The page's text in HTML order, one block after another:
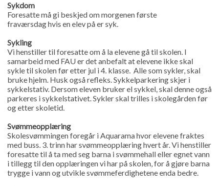
Sykdom
Foresatte må gi beskjed om morgenen første
fraværsdag hvis en elev på er syk.
Sykling
Vi henstiller til foresatte om å la elevene gå til skolen. I
samarbeid med FAU er det anbefalt at elevene ikke skal
sykle til skolen før etter jul i 4. klasse. Alle som sykler, skal
bruke hjelm. Husk også refleks. Sykkelparkering skjer i
sykkelstativ. Dersom eleven bruker el sykkel, skal denne også
parkeres i sykkelstativet. Sykler skal trilles i skolegården før
og etter skoletid.
Svømmeopplæring
Skolesvømmingen foregår i Aquarama hvor elevene fraktes
med buss. 3. trinn har svømmeopplæring hvert år. Vi henstiller
foresatte til å ta med seg barna i svømmehall eller egnet vann
i tillegg til den opplæringen vi har på skolen, for å gjøre barna
trygge i vann og utvikle svømmeferdighetene enda bedre.